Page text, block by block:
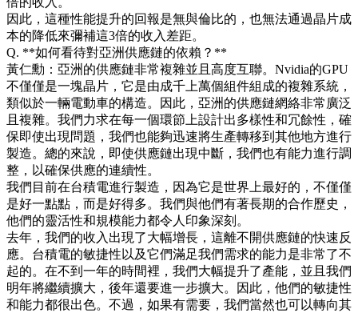
因此，這種性能提升的回報是無與倫比的，也無法通過晶片成
本的降低來彌補這3倍的收入差距。
Q. **如何看待對亞洲供應鏈的依賴？**
黃仁勳：亞洲的供應鏈非常複雜並且高度互聯。Nvidia的GPU
不僅僅是一塊晶片，它是由成千上萬個組件組成的複雜系統，
類似於一輛電動車的構造。因此，亞洲的供應鏈網絡非常廣泛
且複雜。我們力求在每一個環節上設計出多樣性和冗餘性，確
保即使出現問題，我們也能夠迅速將生產轉移到其他地方進行
製造。總的來說，即使供應鏈出現中斷，我們也有能力進行調
整，以確保供應的連續性。
我們目前在台積電進行製造，因為它是世界上最好的，不僅僅
是好一點點，而是好得多。我們與他們有著長期的合作歷史，
他們的靈活性和規模能力都令人印象深刻。
去年，我們的收入出現了大幅增長，這離不開供應鏈的快速反
應。台積電的敏捷性以及它們滿足我們需求的能力是非常了不
起的。在不到一年的時間裡，我們大幅提升了產能，並且我們
明年將繼續擴大，後年還要進一步擴大。因此，他們的敏捷性
和能力都很出色。不過，如果有需要，我們當然也可以轉向其